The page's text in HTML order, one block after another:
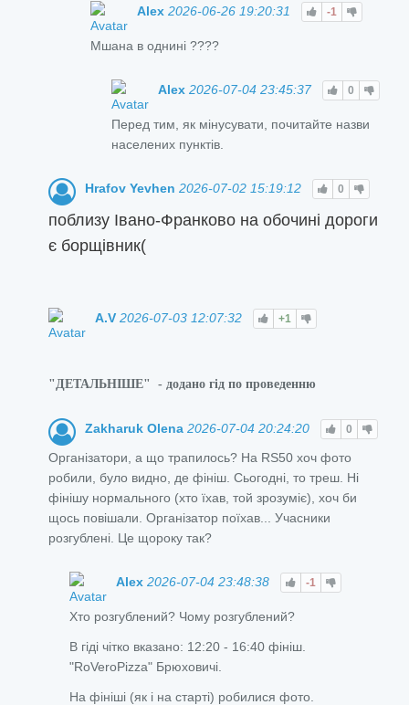
Alex 2026-06-26 19:20:31 -1
Мшана в однині ????
Alex 2026-07-04 23:45:37 0
Перед тим, як мінусувати, почитайте назви
населених пунктів.
Hrafov Yevhen 2026-07-02 15:19:12 0
поблизу Івано-Франково на обочині дороги
є борщівник(
A.V 2026-07-03 12:07:32 +1
"ДЕТАЛЬНІШЕ" - додано гід по проведенню
Zakharuk Olena 2026-07-04 20:24:20 0
Організатори, а що трапилось? На RS50 хоч фото
робили, було видно, де фініш. Сьогодні, то треш. Ні
фінішу нормального (хто їхав, той зрозуміє), хоч би
щось повішали. Організатор поїхав... Учасники
розгублені. Це щороку так?
Alex 2026-07-04 23:48:38 -1
Хто розгублений? Чому розгублений?
В гіді чітко вказано: 12:20 - 16:40 фініш.
"RoVeroPizza" Брюховичі.
На фініші (як і на старті) робилися фото.